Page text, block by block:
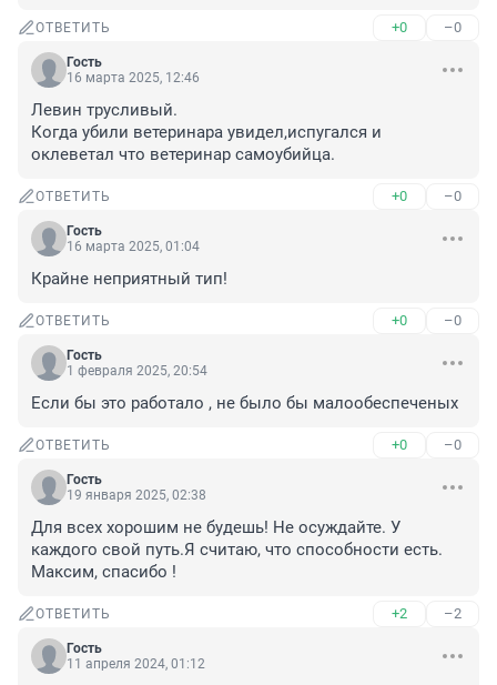
ОТВЕТИТЬ +0 –0
Гость
16 марта 2025, 12:46
Левин трусливый.
Когда убили ветеринара увидел,испугался и
оклеветал что ветеринар самоубийца.
ОТВЕТИТЬ +0 –0
Гость
16 марта 2025, 01:04
Крайне неприятный тип!
ОТВЕТИТЬ +0 –0
Гость
1 февраля 2025, 20:54
Если бы это работало , не было бы малообеспеченых
ОТВЕТИТЬ +0 –0
Гость
19 января 2025, 02:38
Для всех хорошим не будешь! Не осуждайте. У
каждого свой путь.Я считаю, что способности есть.
Максим, спасибо !
ОТВЕТИТЬ +2 –2
Гость
11 апреля 2024, 01:12